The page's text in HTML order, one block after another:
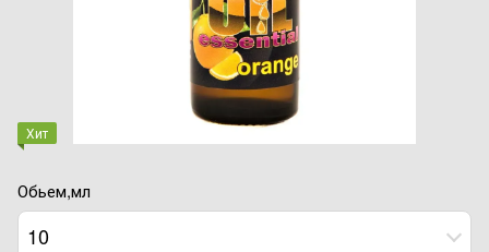
Хит
Обьем,мл
10